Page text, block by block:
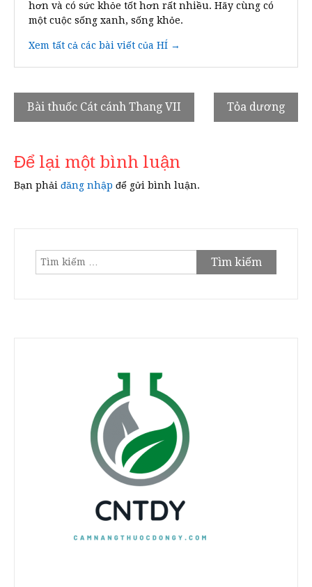
hơn và có sức khỏe tốt hơn rất nhiều. Hãy cùng có
một cuộc sống xanh, sống khỏe.
Xem tất cả các bài viết của HÍ →
Điều
hướng
bài
viết
Bài thuốc Cát cánh Thang VII Tỏa dương
Để lại một bình luận
Bạn phải đăng nhập để gửi bình luận.
Tìm
kiếm